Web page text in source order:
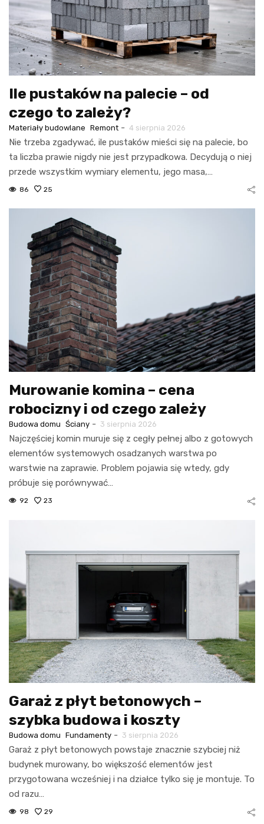
Ile pustaków na palecie – od
czego to zależy?
Materiały budowlane Remont - 4 sierpnia 2026
Nie trzeba zgadywać, ile pustaków mieści się na palecie, bo
ta liczba prawie nigdy nie jest przypadkowa. Decydują o niej
przede wszystkim wymiary elementu, jego masa,…
86 25
Murowanie komina – cena
robocizny i od czego zależy
Budowa domu Ściany - 3 sierpnia 2026
Najczęściej komin muruje się z cegły pełnej albo z gotowych
elementów systemowych osadzanych warstwa po
warstwie na zaprawie. Problem pojawia się wtedy, gdy
próbuje się porównywać…
92 23
Garaż z płyt betonowych –
szybka budowa i koszty
Budowa domu Fundamenty - 3 sierpnia 2026
Garaż z płyt betonowych powstaje znacznie szybciej niż
budynek murowany, bo większość elementów jest
przygotowana wcześniej i na działce tylko się je montuje. To
od razu…
98 29